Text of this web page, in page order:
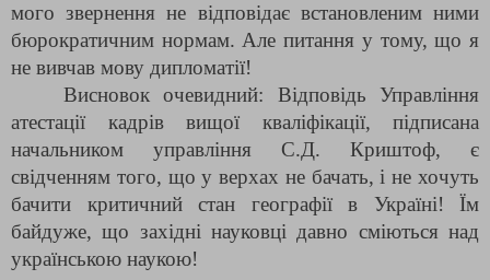
мого звернення не відповідає встановленим ними
бюрократичним нормам. Але питання у тому, що я
не вивчав мову дипломатії!
Висновок очевидний: Відповідь Управління
атестації кадрів вищої кваліфікації, підписана
начальником управління С.Д. Криштоф, є
свідченням того, що у верхах не бачать, і не хочуть
бачити критичний стан географії в Україні! Їм
байдуже, що західні науковці давно сміються над
українською наукою!